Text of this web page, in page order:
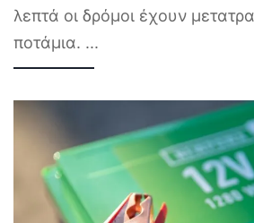
λεπτά οι δρόμοι έχουν
ποτάμια. ...